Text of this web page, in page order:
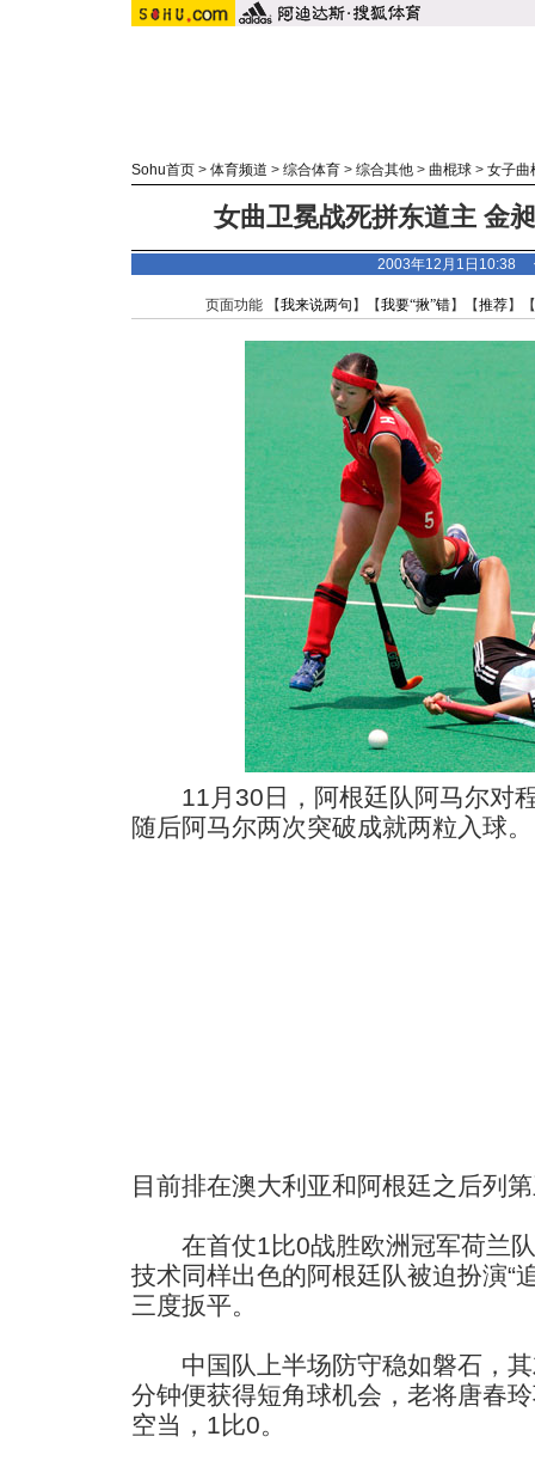
Sohu首页 > 体育频道 > 综合体育 > 综合其他 > 曲棍球 > 女子曲
女曲卫冕战死拼东道主 金
2003年12月1日10:38
页面功能 【我来说两句 】【我要“揪”错】【推荐】
11月30日，阿根廷队阿马尔对程
随后阿马尔两次突破成就两粒入球。
目前排在澳大利亚和阿根廷之后列
在首仗1比0战胜欧洲冠军荷兰队
技术同样出色的阿根廷队被迫扮演“
三度扳平。
中国队上半场防守稳如磐石，其
分钟便获得短角球机会，老将唐春
空当，1比0。